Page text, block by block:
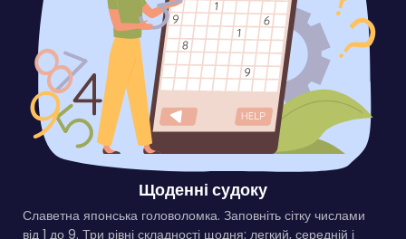
Щоденні судоку
Славетна японська головоломка. Заповніть сітку числами
від 1 до 9. Три рівні складності щодня: легкий, середній і